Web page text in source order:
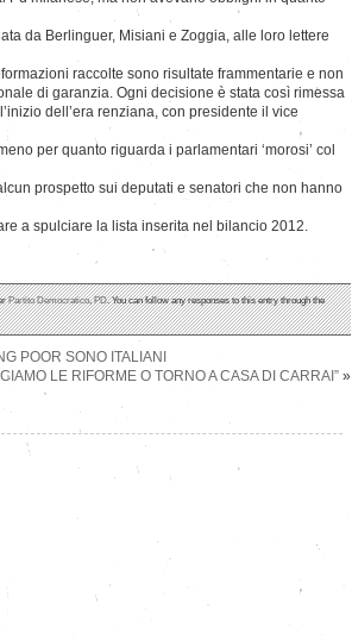
da Berlinguer, Misiani e Zoggia, alle loro lettere
raccolte sono risultate frammentarie e non
di garanzia. Ogni decisione è stata così rimessa
dell’era renziana, con presidente il vice
per quanto riguarda i parlamentari ‘morosi’ col
prospetto sui deputati e senatori che non hanno
a spulciare la lista inserita nel bilancio 2012.
Partito Democratico,PD. You can follow any responses to this entry through the
POOR SONO ITALIANI
LE RIFORME O TORNO A CASA DI CARRAI” »